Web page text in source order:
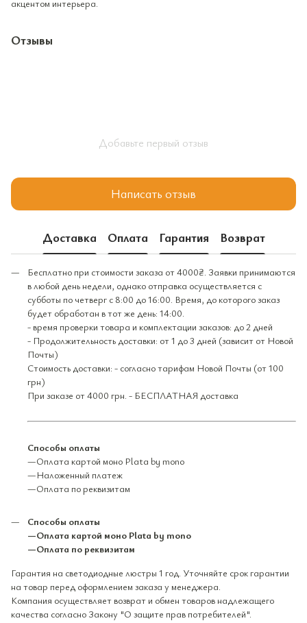
акцентом интерьера.
Отзывы
Добавьте первый отзыв
Написать отзыв
Доставка Оплата Гарантия Возврат
Бесплатно при стоимости заказа от 4000₴. Заявки принимаются
в любой день недели, однако отправка осуществляется с
субботы по четверг с 8:00 до 16:00. Время, до которого заказ
будет обработан в тот же день: 14:00.
- время проверки товара и комплектации заказов: до 2 дней
- Продолжительность доставки: от 1 до 3 дней (зависит от Новой
Почты)
Стоимость доставки: - согласно тарифам Новой Почты (от 100
грн)
При заказе от 4000 грн. - БЕСПЛАТНАЯ доставка
Способы оплаты
—Оплата картой моно Plata by mono
—Наложенный платеж
—Оплата по реквизитам
Способы оплаты
—Оплата картой моно Plata by mono
—Оплата по реквизитам
Гарантия на светодиодные люстры 1 год. Уточняйте срок гарантии
на товар перед оформлением заказа у менеджера.
Компания осуществляет возврат и обмен товаров надлежащего
качества согласно Закону "О защите прав потребителей".